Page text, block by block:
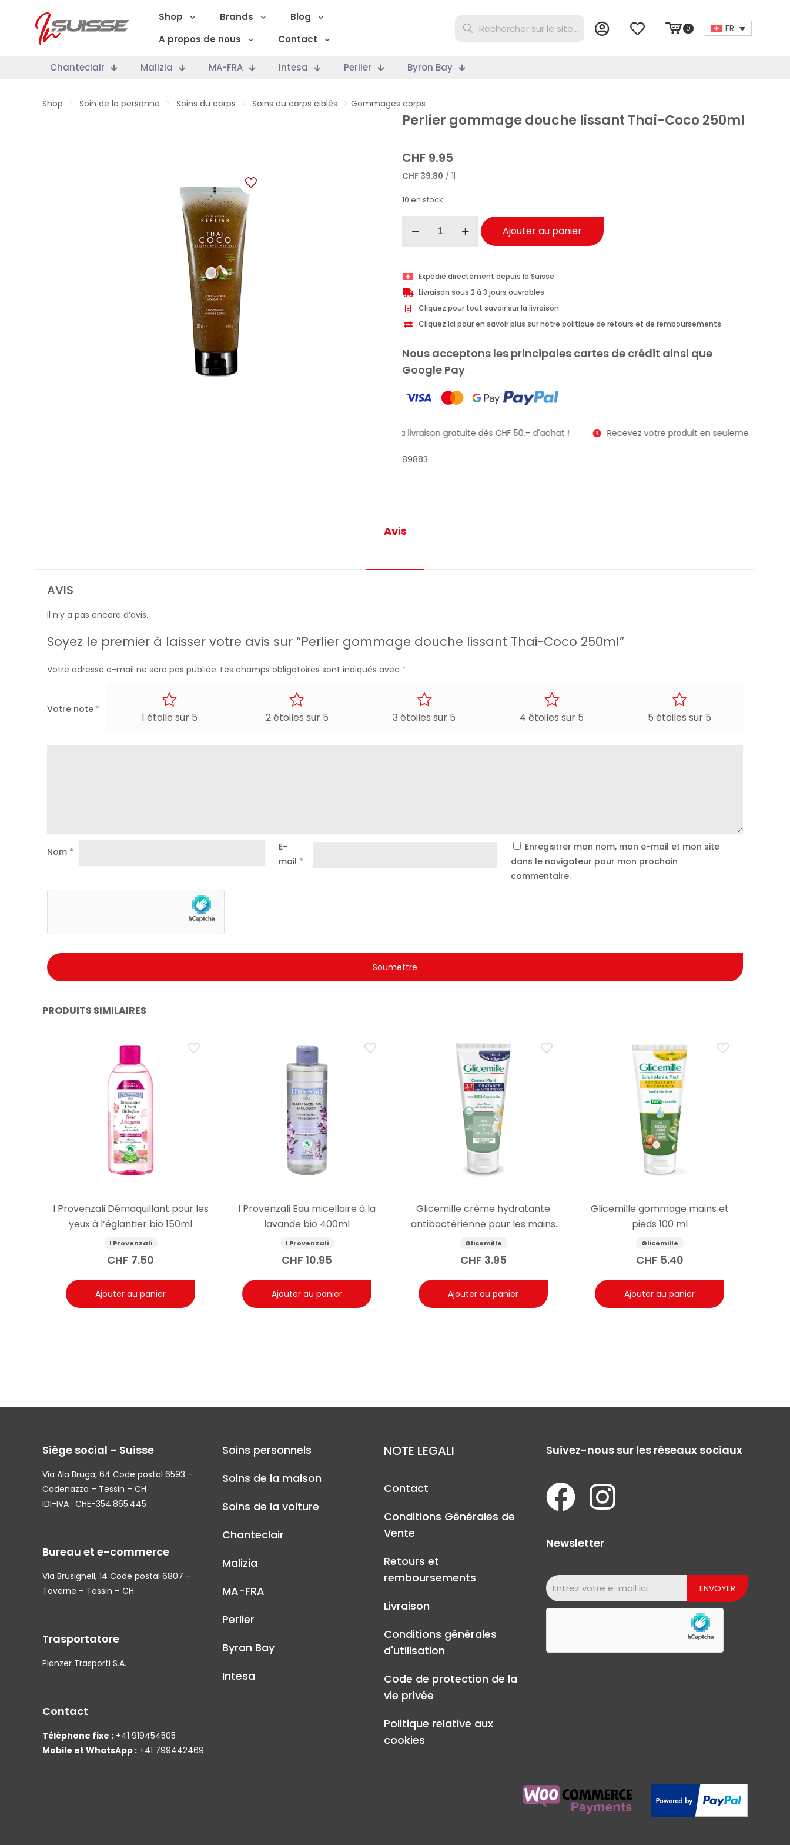
Shop Brands
Blog
A propos de nous
Contact
0 FR
Chanteclair Malizia MA-FRA Intesa Perlier Byron Bay
Shop > Soin de la personne > Soins du corps > Soins du corps ciblés > Gommages corps
Perlier gommage douche lissant Thai-Coco 250ml
CHF 9.95
CHF 39.80 / 1l
10 en stock
douche
lissant
Thai-
Coco
Ajouter au panier
Expédié directement depuis la Suisse
Livraison sous 2 à 3 jours ouvrables
Cliquez pour tout savoir sur la livraison
Cliquez ici pour en savoir plus sur notre politique de retours et de remboursements
Nous acceptons les principales cartes de crédit ainsi que
Google Pay
Profitez de la livraison gratuite dès CHF 50.– d'achat ! Recevez votre produit en seulement 2 à 3
89883
Avis
AVIS
Il n’y a pas encore d’avis.
Soyez le premier à laisser votre avis sur “Perlier gommage douche lissant Thai-Coco 250ml”
Votre adresse e-mail ne sera pas publiée. Les champs obligatoires sont indiqués avec *
Votre note *
1 étoile sur 5 2 étoiles sur 5 3 étoiles sur 5 4 étoiles sur 5 5 étoiles sur 5
Nom *
E-
mail *
Enregistrer mon nom, mon e-mail et mon site
dans le navigateur pour mon prochain
commentaire.
PRODUITS SIMILAIRES
I Provenzali Démaquillant pour les
yeux à l’églantier bio 150ml
I Provenzali
CHF 7.50
Ajouter au panier
I Provenzali Eau micellaire à la
lavande bio 400ml
I Provenzali
CHF 10.95
Ajouter au panier
Glicemille crème hydratante
antibactérienne pour les mains
100ml
Glicemille
CHF 3.95
Ajouter au panier
Glicemille gommage mains et
pieds 100 ml
Glicemille
CHF 5.40
Ajouter au panier
Siège social – Suisse
Via Ala Brüga, 64 Code postal 6593 –
Cadenazzo – Tessin – CH
IDI-IVA : CHE-354.865.445
Bureau et e-commerce
Via Brüsighell, 14 Code postal 6807 –
Taverne – Tessin – CH
Trasportatore
Planzer Trasporti S.A.
Contact
Téléphone fixe : +41 919454505
Mobile et WhatsApp : +41 799442469
Soins personnels
Soins de la maison
Soins de la voiture
Chanteclair
Malizia
MA-FRA
Perlier
Byron Bay
Intesa
NOTE LEGALI
Contact
Conditions Générales de
Vente
Retours et
remboursements
Livraison
Conditions générales
d'utilisation
Code de protection de la
vie privée
Politique relative aux
cookies
Suivez-nous sur les réseaux sociaux
Newsletter